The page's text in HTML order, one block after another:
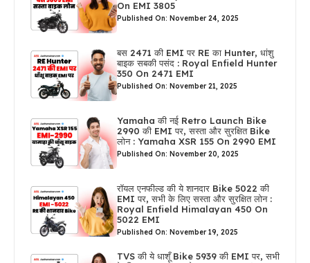
On EMI 3805
Published On: November 24, 2025
बस 2471 की EMI पर RE का Hunter, धांशु
बाइक सबकी पसंद : Royal Enfield Hunter
350 On 2471 EMI
Published On: November 21, 2025
Yamaha की नई Retro Launch Bike
2990 की EMI पर, सस्ता और सुरक्षित Bike
लोन : Yamaha XSR 155 On 2990 EMI
Published On: November 20, 2025
रॉयल एनफील्ड की ये शानदार Bike 5022 की
EMI पर, सभी के लिए सस्ता और सुरक्षित लोन :
Royal Enfield Himalayan 450 On
5022 EMI
Published On: November 19, 2025
TVS की ये धाशूँ Bike 5939 की EMI पर, सभी